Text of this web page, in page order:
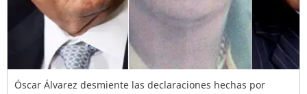
Óscar Álvarez desmiente las declaraciones hechas por